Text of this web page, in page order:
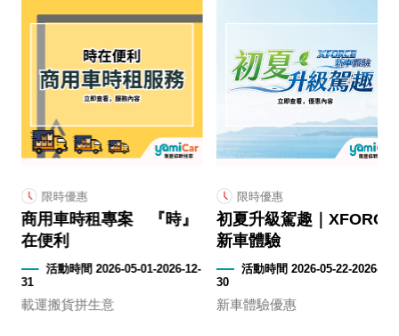
限時優惠
商用車時租專案 『時』
在便利
活動時間 2026-05-01-2026-12-
31
載運搬貨拼生意
限時優惠
初夏升級駕趣｜XFORCE
新車體驗
活動時間 2026-05-22-2026-09-
30
新車體驗優惠